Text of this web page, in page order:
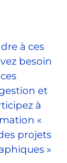
à ces
besoin
et
à
«
projets
»